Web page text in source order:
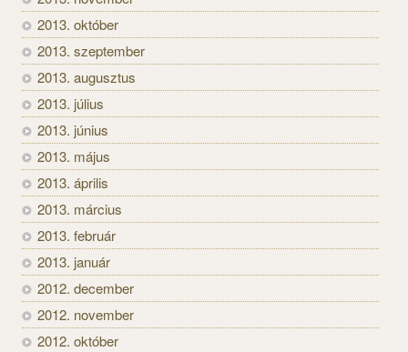
2013. október
2013. szeptember
2013. augusztus
2013. július
2013. június
2013. május
2013. április
2013. március
2013. február
2013. január
2012. december
2012. november
2012. október